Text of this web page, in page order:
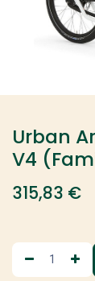
Urban
V4
315,83 €